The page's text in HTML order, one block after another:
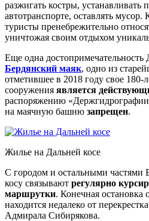
разжигать костры, устанавливать
автотранспорте, оставлять
туристы пренебрежительно
уничтожая своим отдыхом
Еще одна
Бердянский маяк, одно из
отметившее в 2018 году свое 180-
сооружения является
распоряжению
на маячную башню запрещен.
Жилье на Дальней косе
С городом и остальными частями
косу связывают регулярно
маршрутки. Конечная остановка
находится недалеко от
Адмирала Сибирякова.